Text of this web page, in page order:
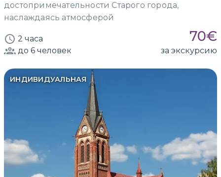
достопримечательности Старого города,
наслаждаясь атмосферой
2 часа 70€
до 6 человек за экскурсию
ИНДИВИДУАЛЬНАЯ